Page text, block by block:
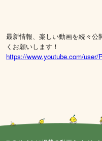
最新情報、楽しい動画を続々公
くお願いします！
https://www.youtube.com/user/